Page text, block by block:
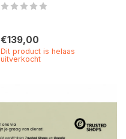
€139,00
Dit product is helaas
uitverkocht